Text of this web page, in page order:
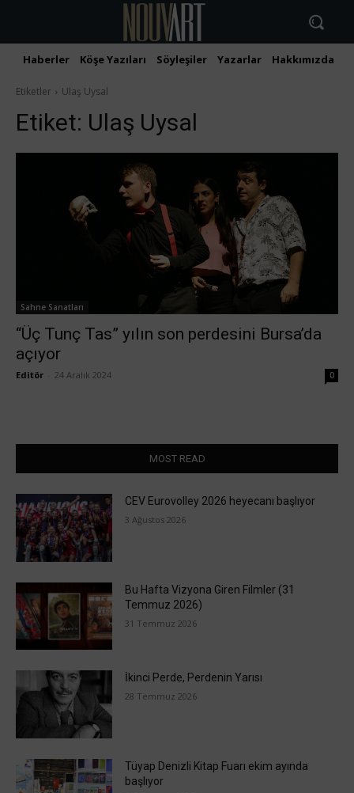
Haberler Köşe Yazıları Söyleşiler Yazarlar Hakkımızda
Etiketler Ulaş Uysal
Etiket: Ulaş Uysal
Sahne Sanatları
“Üç Tunç Tas” yılın son perdesini Bursa’da
açıyor
Editör 24 Aralık 2024 0
MOST READ
CEV Eurovolley 2026 heyecanı başlıyor
3 Ağustos 2026
Bu Hafta Vizyona Giren Filmler (31
Temmuz 2026)
31 Temmuz 2026
İkinci Perde, Perdenin Yarısı
28 Temmuz 2026
Tüyap Denizli Kitap Fuarı ekim ayında
başlıyor